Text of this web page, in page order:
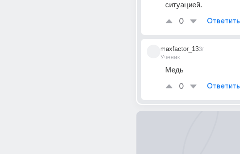
ситуацией.
0 Ответить
maxfactor_13
Ученик
3г
Медь
0 Ответить